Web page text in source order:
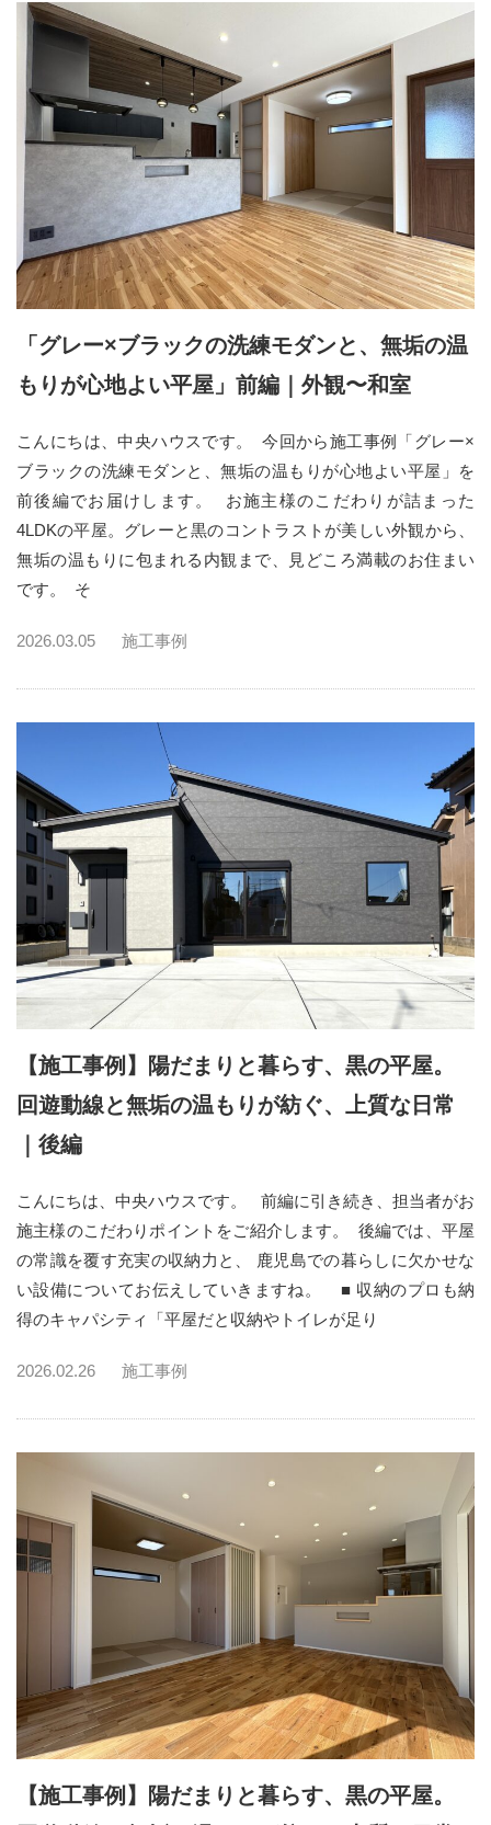
「グレー×ブラックの洗練モダンと、無垢の温
もりが心地よい平屋」前編｜外観〜和室
こんにちは、中央ハウスです。 今回から施工事例「グレー×
ブラックの洗練モダンと、無垢の温もりが心地よい平屋」を
前後編でお届けします。 お施主様のこだわりが詰まった
4LDKの平屋。グレーと黒のコントラストが美しい外観から、
無垢の温もりに包まれる内観まで、見どころ満載のお住まい
です。 そ
2026.03.05 施工事例
【施工事例】陽だまりと暮らす、黒の平屋。
回遊動線と無垢の温もりが紡ぐ、上質な日常
｜後編
こんにちは、中央ハウスです。 前編に引き続き、担当者がお
施主様のこだわりポイントをご紹介します。 後編では、平屋
の常識を覆す充実の収納力と、 鹿児島での暮らしに欠かせな
い設備についてお伝えしていきますね。 ■ 収納のプロも納
得のキャパシティ「平屋だと収納やトイレが足り
2026.02.26 施工事例
【施工事例】陽だまりと暮らす、黒の平屋。